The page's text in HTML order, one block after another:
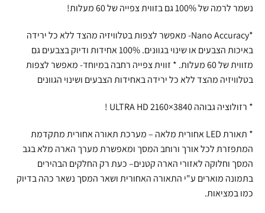
נשמר לרמה של 100% גם בזווית צפייה של 60 מעלות!
*Nano Accuracy- מאפשר לצפות בטלוויזיה מהצד ללא כל ירידה
באיכות הצבעים או שינוי בגוונים. 100% אחידות ודיוק בצבעים גם
מזווית של 60 מעלות. * זווית צפייה רחבה במיוחד- מאפשר לצפות
בטלוויזיה מהצד ללא כל ירידה באחידות הצבעים ושינוי הגוונים
* רזולוציה גבוהה 3840×2160 ULTRA HD !
* תאורת LED אחורית מלאה – מערכת תאורה אחורית מתקדמת
המתפזרת לכל אורך ורוחב המסך ומאפשרת מערך הארה מלא בגב
המסך וחלוקה לאזורי הארה קטנים– כעת רק החלקים הבהירים
בתמונה מוארים ע"י התאורה האחורית ושאר המסך נשאר כהה בדיוק
כמו במציאות.